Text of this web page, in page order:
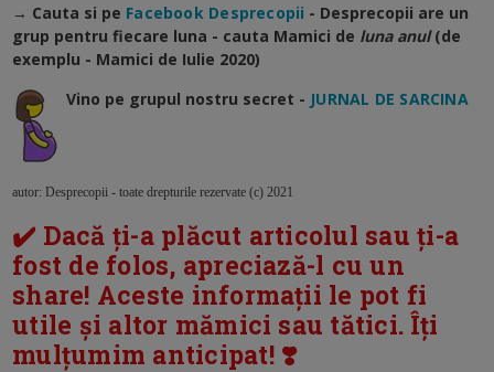
→ Cauta si pe Facebook Desprecopii - Desprecopii are un
grup pentru fiecare luna - cauta Mamici de luna anul (de
exemplu - Mamici de Iulie 2020)
Vino pe grupul nostru secret - JURNAL DE SARCINA
autor: Desprecopii - toate drepturile rezervate (c) 2021
✔️ Dacă ți-a plăcut articolul sau ți-a
fost de folos, apreciază-l cu un
share! Aceste informații le pot fi
utile și altor mămici sau tătici. Îți
mulțumim anticipat! ❣️